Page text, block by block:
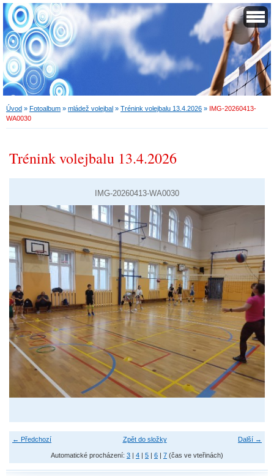
Úvod » Fotoalbum » mládež volejbal » Trénink volejbalu 13.4.2026 » IMG-20260413-
WA0030
Trénink volejbalu 13.4.2026
IMG-20260413-WA0030
← Předchozí Další →
Zpět do složky
Automatické procházení: 3 | 4 | 5 | 6 | 7 (čas ve vteřinách)